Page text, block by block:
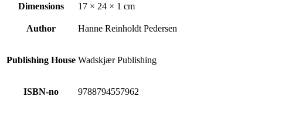
Dimensions
17 × 24 × 1 cm
Author Hanne Reinholdt Pedersen
Publishing House Wadskjær Publishing
ISBN-no 9788794557962